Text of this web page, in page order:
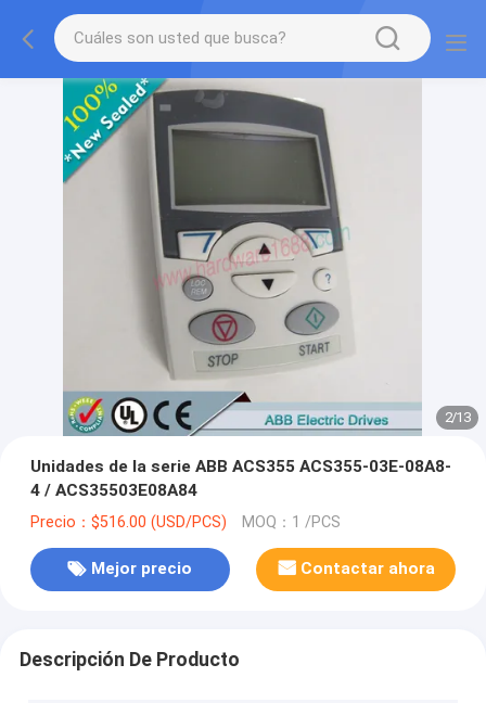
2/13
Unidades de la serie ABB ACS355 ACS355-03E-08A8-
4 / ACS35503E08A84
Precio：$516.00 (USD/PCS) MOQ：1 /PCS
Mejor precio Contactar ahora
Descripción De Producto